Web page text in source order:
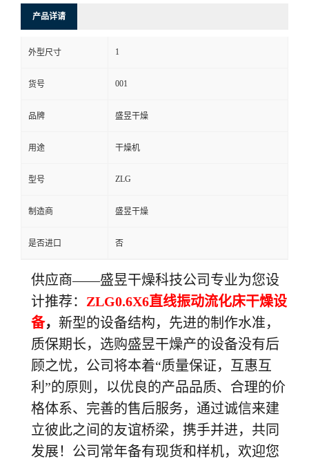
产品详请
外型尺寸 1
货号 001
品牌 盛昱干燥
用途 干燥机
型号 ZLG
制造商 盛昱干燥
是否进口 否
供应商——盛昱干燥科技公司专业为您设
计推荐： ZLG0.6X6直线振动流化床干燥设
备， 新型的设备结构，先进的制作水准，
质保期长，选购盛昱干燥产的设备没有后
顾之忧，公司将本着“质量保证，互惠互
利”的原则 ，以优良的产品品质、合理的价
格体系、完善的售后服务，通过诚信来建
立彼此之间的友谊桥梁， 携手并进，共同
发展！公司常年备有现货和样机，欢迎您